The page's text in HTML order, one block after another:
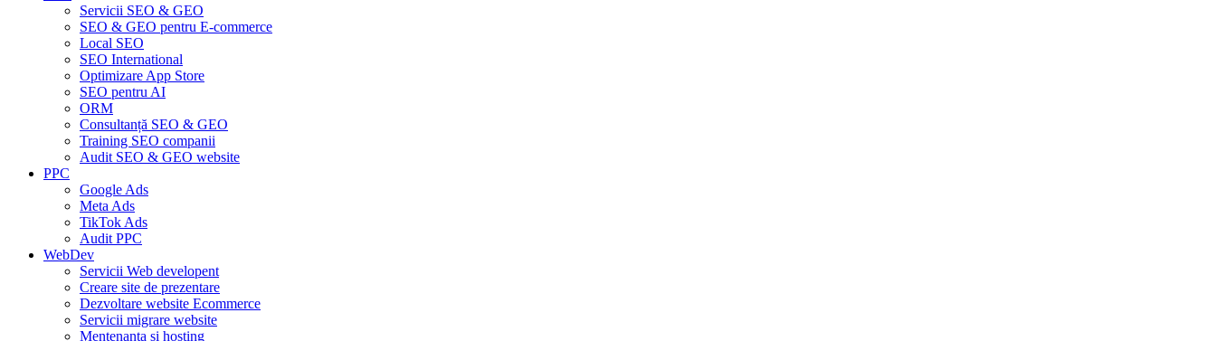
Servicii SEO & GEO
SEO & GEO pentru E-commerce
Local SEO
SEO International
Optimizare App Store
SEO pentru AI
ORM
Consultanță SEO & GEO
Training SEO companii
Audit SEO & GEO website
PPC
Google Ads
Meta Ads
TikTok Ads
Audit PPC
WebDev
Servicii Web developent
Creare site de prezentare
Dezvoltare website Ecommerce
Servicii migrare website
Mentenanta si hosting